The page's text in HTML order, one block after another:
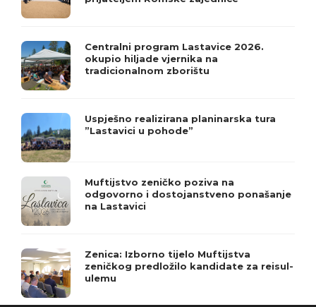
Centralni program Lastavice 2026.
okupio hiljade vjernika na
tradicionalnom zborištu
Uspješno realizirana planinarska tura
”Lastavici u pohode”
Muftijstvo zeničko poziva na
odgovorno i dostojanstveno ponašanje
na Lastavici
Zenica: Izborno tijelo Muftijstva
zeničkog predložilo kandidate za reisul-
ulemu